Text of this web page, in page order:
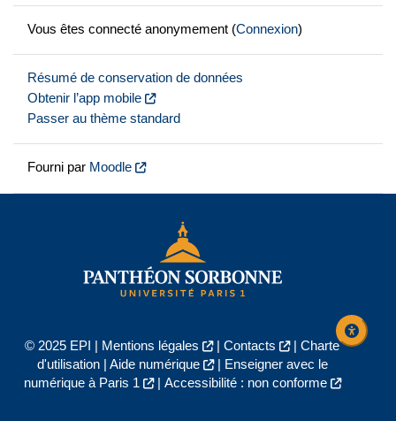
Vous êtes connecté anonymement (Connexion)
Résumé de conservation de données
Obtenir l’app mobile
Passer au thème standard
Fourni par Moodle
© 2025 EPI | Mentions légales | Contacts | Charte
d'utilisation| Aide numérique |
Enseigner avec le
numérique à Paris 1
| Accessibilité : non conforme